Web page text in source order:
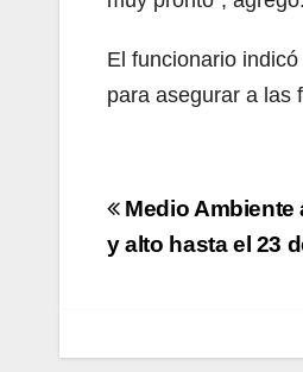
El funcionario
para asegurar a las
de
Medio Ambiente
y alto hasta el 23